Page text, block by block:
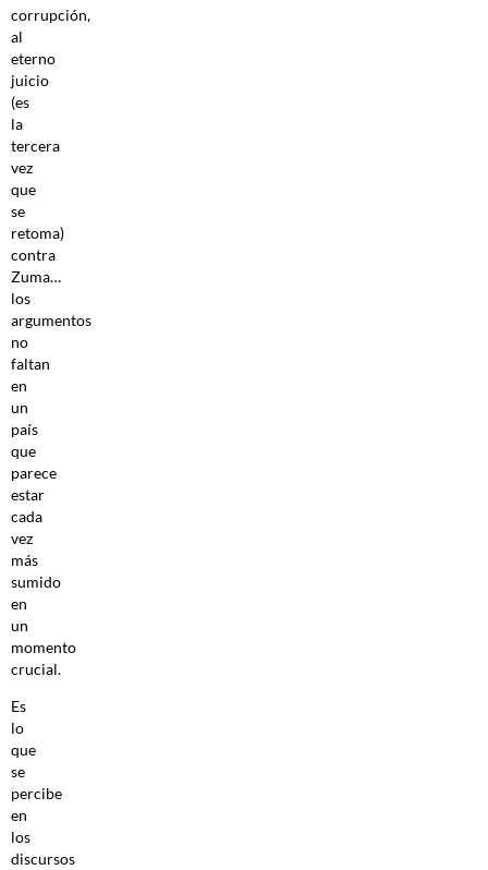
corrupción,
al
eterno
juicio
(es
la
tercera
vez
que
se
retoma)
contra
Zuma…
los
argumentos
no
faltan
en
un
país
que
parece
estar
cada
vez
más
sumido
en
un
momento
crucial.
Es
lo
que
se
percibe
en
los
discursos